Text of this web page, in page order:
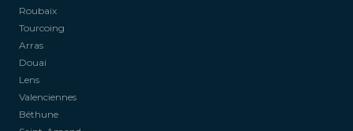
Roubaix
Tourcoing
Arras
Douai
Lens
Valenciennes
Béthune